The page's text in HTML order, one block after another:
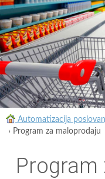
Automatizacija
› Program za maloprodaju
Program